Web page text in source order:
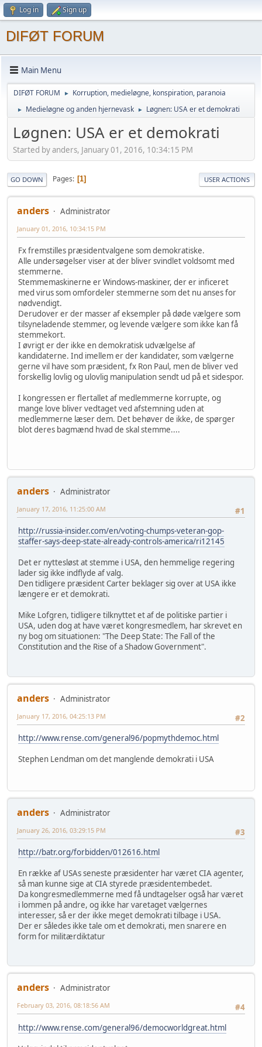
Log in Sign up
DIFØT FORUM
Main Menu
DIFØT FORUM ► Korruption, medieløgne, konspiration, paranoia
► Medieløgne og anden hjernevask ► Løgnen: USA er et demokrati
Løgnen: USA er et demokrati
Started by anders, January 01, 2016, 10:34:15 PM
GO DOWN Pages 1 USER ACTIONS
anders Administrator
January 01, 2016, 10:34:15 PM
Fx fremstilles præsidentvalgene som demokratiske.
Alle undersøgelser viser at der bliver svindlet voldsomt med
stemmerne.
Stemmemaskinerne er Windows-maskiner, der er inficeret
med virus som omfordeler stemmerne som det nu anses for
nødvendigt.
Derudover er der masser af eksempler på døde vælgere som
tilsyneladende stemmer, og levende vælgere som ikke kan få
stemmekort.
I øvrigt er der ikke en demokratisk udvælgelse af
kandidaterne. Ind imellem er der kandidater, som vælgerne
gerne vil have som præsident, fx Ron Paul, men de bliver ved
forskellig lovlig og ulovlig manipulation sendt ud på et sidespor.
I kongressen er flertallet af medlemmerne korrupte, og
mange love bliver vedtaget ved afstemning uden at
medlemmerne læser dem. Det behøver de ikke, de spørger
blot deres bagmænd hvad de skal stemme....
anders
Administrator
#1
January 17, 2016, 11:25:00 AM
http://russia-insider.com/en/voting-chumps-veteran-gop-
staffer-says-deep-state-already-controls-america/ri12145
Det er nyttesløst at stemme i USA, den hemmelige regering
lader sig ikke indflyde af valg.
Den tidligere præsident Carter beklager sig over at USA ikke
længere er et demokrati.
Mike Lofgren, tidligere tilknyttet et af de politiske partier i
USA, uden dog at have været kongresmedlem, har skrevet en
ny bog om situationen: "The Deep State: The Fall of the
Constitution and the Rise of a Shadow Government".
anders
Administrator
#2
January 17, 2016, 04:25:13 PM
http://www.rense.com/general96/popmythdemoc.html
Stephen Lendman om det manglende demokrati i USA
anders
Administrator
#3
January 26, 2016, 03:29:15 PM
http://batr.org/forbidden/012616.html
En række af USAs seneste præsidenter har været CIA agenter,
så man kunne sige at CIA styrede præsidentembedet.
Da kongresmedlemmerne med få undtagelser også har været
i lommen på andre, og ikke har varetaget vælgernes
interesser, så er der ikke meget demokrati tilbage i USA.
Der er således ikke tale om et demokrati, men snarere en
form for militærdiktatur
anders
Administrator
#4
February 03, 2016, 08:18:56 AM
http://www.rense.com/general96/democworldgreat.html